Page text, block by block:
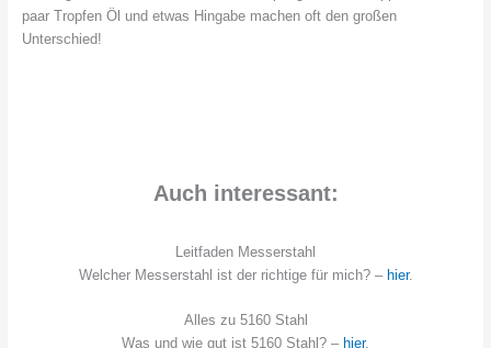
paar Tropfen Öl und etwas Hingabe machen oft den großen
Unterschied!
Auch interessant:
Leitfaden Messerstahl
Welcher Messerstahl ist der richtige für mich? – hier.
Alles zu 5160 Stahl
Was und wie gut ist 5160 Stahl? – hier.